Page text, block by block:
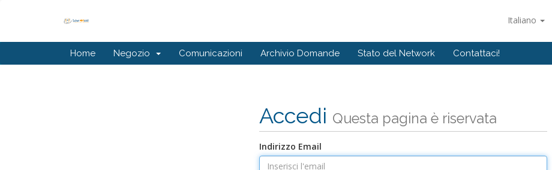
Italiano
Home Negozio Comunicazioni Archivio Domande Stato del Network Contattaci!
Accedi Questa pagina è riservata
Indirizzo Email